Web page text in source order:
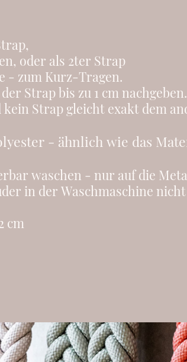
oder als 2ter Strap
- zum Kurz-Tragen.
Strap bis zu 1 cm nachgeben.
Strap gleicht exakt dem
- ähnlich wie das
waschen - nur auf die
in der Waschmaschine
cm